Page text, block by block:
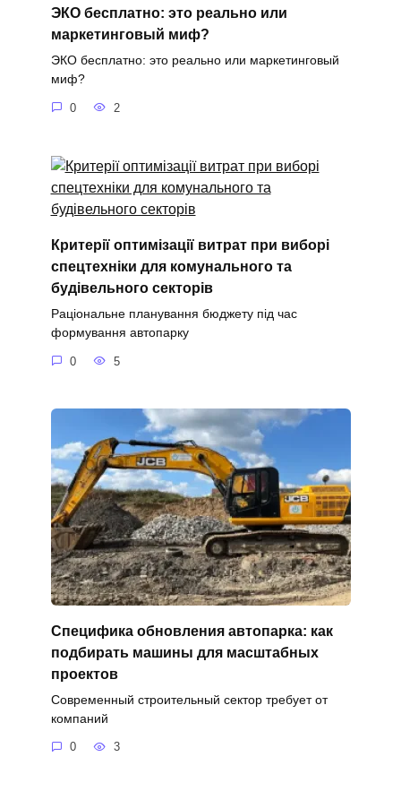
ЭКО бесплатно: это реально или
маркетинговый миф?
ЭКО бесплатно: это реально или маркетинговый
миф?
0 2
Критерії оптимізації витрат при виборі
спецтехніки для комунального та
будівельного секторів
Раціональне планування бюджету під час
формування автопарку
0 5
Специфика обновления автопарка: как
подбирать машины для масштабных
проектов
Современный строительный сектор требует от
компаний
0 3